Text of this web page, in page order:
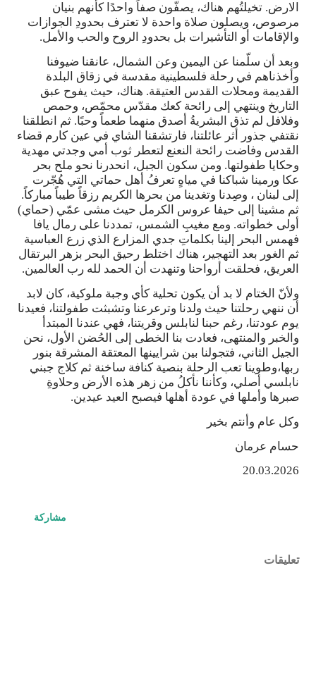
الارض. تخيلتُهم هناك، يصفّون صفاً واحدًا كأنهم بنيان
مرصوص، ويصلون صلاة واحدة لا تعترف بحدودِ الجوازات
والإقامات أو التأشيرات بل بحدودِ الروح والحب والأمل.
وبعد أن سلّمنا عن اليمين وعن الشمال، عانقنا ضيوفنا
وأخذناهم في رحلة فلسطينية مقدسة في زقاق البلدة
القديمة ومحلات القدس العتيقة. هناك، حيث يفوح عبق
التاريخ وينتهي إلى رائحة كعك مقدّس محمّص، وحمص
وفلافل لم تذق البشريةُ أصدق منهما طعماً وحبًا. ثم انطلقنا
نقتفي جذور أثر عائلتنا، فارتشقنا الشاي في عين كارم قضاء
القدس وفاضت رائحة النعنع لتعطر ثوب أمي وجدتي مهدية
وحكايا طفولتها. ومن سكون الجبل، انحدرنا نحو ملح بحر
عكا ورمينا شباكنا في مياهٍ تعرفُ أهل حماتي التي هُجّرت
إلى لبنان ، وصِدنا وتغدينا من بحرها الكريم رزقاً طيباً مباركاً.
ثم مشينا إلى حيفا عروس الكرمل حيث مشى عمّي (حماي)
أولى خطواته. ومع مغيبِ الشمس، تمددنا على رمال يافا
فهمس البحر إلينا بكلماتِ جدي المزارع الذي زرع العباسية
ثم الغور بعد التهجير، هناك اختلط رحيق البحر بزهر البرتقال
العريق، فحلقت أرواحنا وتنهدت أن الحمد لله رب العالمين.
ولأنّ الختام لا بد أن يكون تحلية كأي وجبة ملوكية، كان لابد
أن ننهي رحلتنا حيث ولدنا وترعرعنا وتشبثت طفولتنا، فعيدنا
يوم عودتنا، رغم حبنا لنابلس وقريتنا، فهي عندنا المبتدأ
والخبر والمنتهى، فعادت بنا الخطى إلى الحُضن الأول، نحن
الجيل الثاني، فتجولنا بين شرايينها المعتقة المشرقة بنور
ربها،وطوينا تعب الرحلة بنصية كنافة ساخنة ثم كلاج جبني
نابلسي أصلي، وكأننا نأكلُ من زهر هذه الأرض وحلاوةِ
صبرها وأملها في عودة أهلها فيصبح العيد عيدين.
وكل عام وأنتم بخير
حسام عرمان
20.03.2026
مشاركة
تعليقات